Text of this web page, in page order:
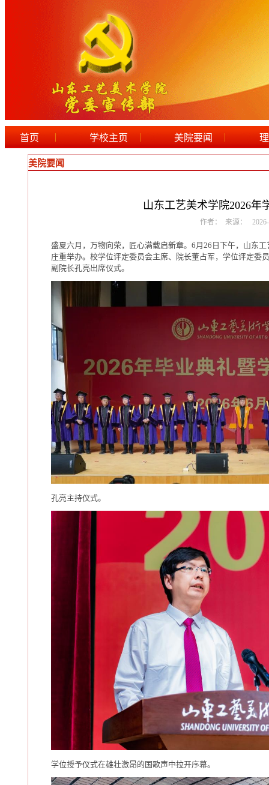
首页 | 学校主页 | 美院要闻 |
美院要闻
山东工艺美术学院2026年
作者： 来源： 2026-
盛夏六月，万物向荣，匠心满载启新章。6月26日下午，山东
庄重举办。校学位评定委员会主席、院长董占军，学位评定委
副院长孔亮出席仪式。
孔亮主持仪式。
学位授予仪式在雄壮激昂的国歌声中拉开序幕。